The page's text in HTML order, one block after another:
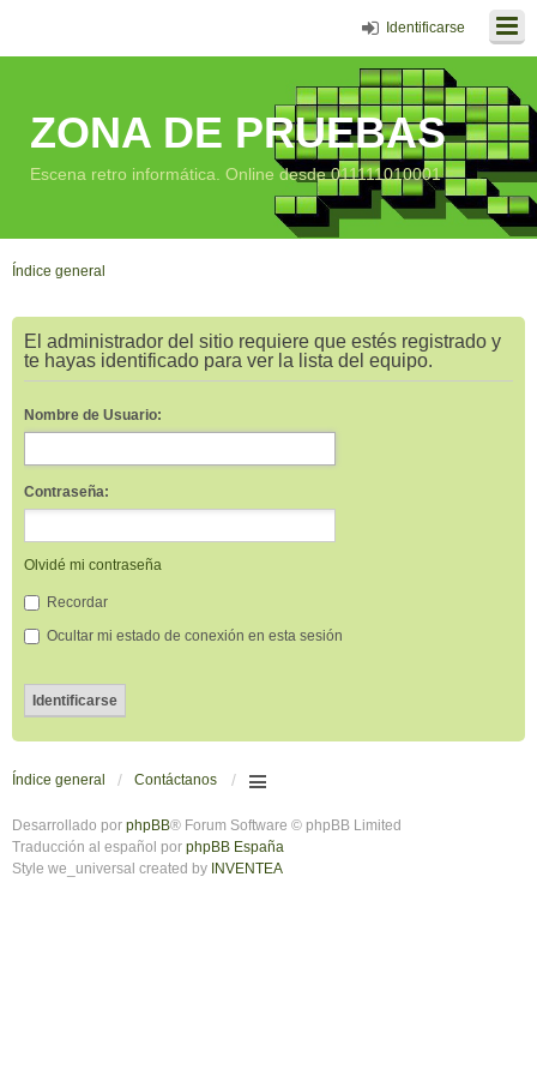
Identificarse
ZONA DE PRUEBAS
Escena retro informática. Online desde 011111010001
Índice general
El administrador del sitio requiere que estés registrado y
te hayas identificado para ver la lista del equipo.
Nombre de Usuario:
Contraseña:
Olvidé mi contraseña
Recordar
Ocultar mi estado de conexión en esta sesión
Índice general Contáctanos
Desarrollado por phpBB® Forum Software © phpBB Limited
Traducción al español por phpBB España
Style we_universal created by INVENTEA